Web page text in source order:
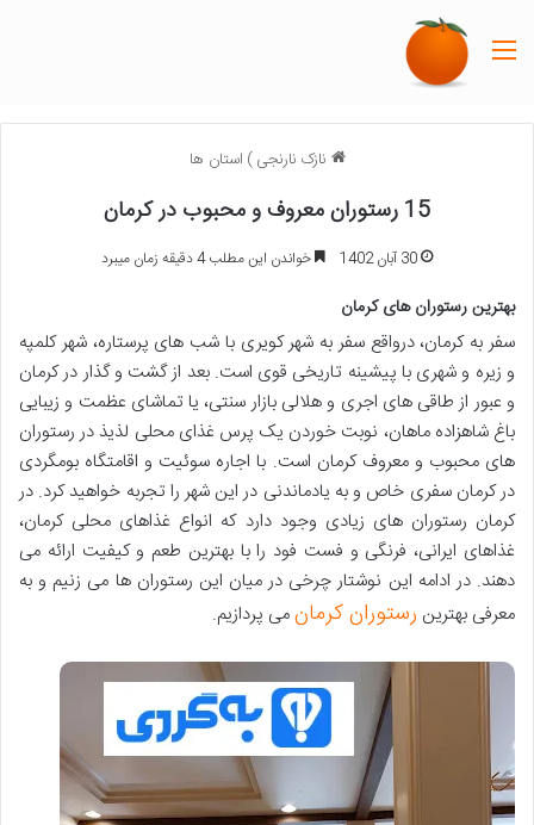
نازک نارنجی ) استان ها
15 رستوران معروف و محبوب در کرمان
30 آبان 1402 خواندن این مطلب 4 دقیقه زمان میبرد
بهترین رستوران های کرمان
سفر به کرمان، درواقع سفر به شهر کویری با شب های پرستاره، شهر کلمپه
و زیره و شهری با پیشینه تاریخی قوی است. بعد از گشت و گذار در کرمان
و عبور از طاقی های اجری و هلالی بازار سنتی، یا تماشای عظمت و زیبایی
باغ شاهزاده ماهان، نوبت خوردن یک پرس غذای محلی لذیذ در رستوران
های محبوب و معروف کرمان است. با اجاره سوئیت و اقامتگاه بومگردی
در کرمان سفری خاص و به یادماندنی در این شهر را تجربه خواهید کرد. در
کرمان رستوران های زیادی وجود دارد که انواع غذاهای محلی کرمان،
غذاهای ایرانی، فرنگی و فست فود را با بهترین طعم و کیفیت ارائه می
دهند. در ادامه این نوشتار چرخی در میان این رستوران ها می زنیم و به
معرفی بهترین رستوران کرمانمی پردازیم.